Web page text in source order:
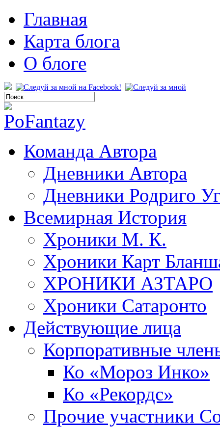
Главная
Карта блога
О блоге
Команда Автора
Дневники Автора
Дневники Родриго
Всемирная История
Хроники М. К.
Хроники Карт
ХРОНИКИ АЗТАРО
Хроники Сатаронто
Действующие лица
Корпоративные
Ко «Мороз Инко»
Ко «Рекордс»
Прочие участники